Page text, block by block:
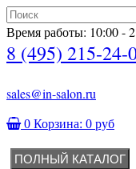
Время работы: 10:00 -
8 (495) 215-24-
sales@in-salon.ru
0 Корзина: 0 руб
ПОЛНЫЙ КАТАЛОГ